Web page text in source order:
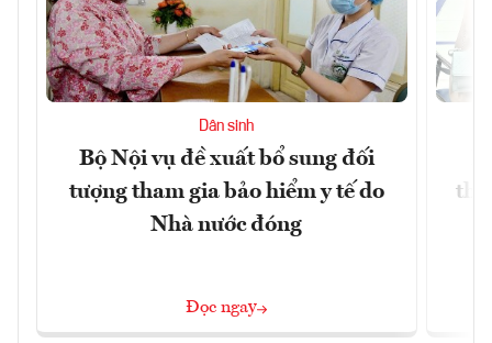
Dân sinh
Bộ Nội vụ đề xuất bổ sung đối
tượng tham gia bảo hiểm y tế do
Nhà nước đóng
Đọc ngay